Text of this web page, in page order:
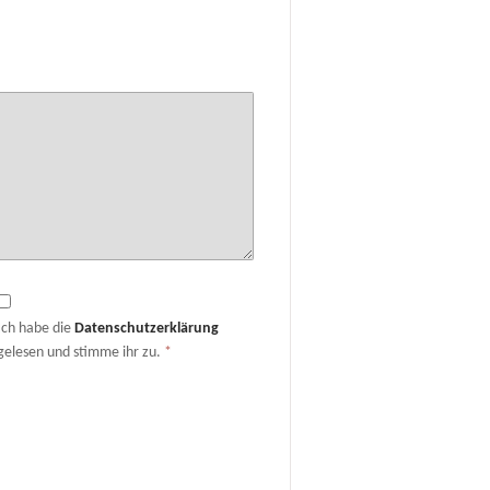
habe dieDatenschutzerklärung
und stimme ihr zu. *